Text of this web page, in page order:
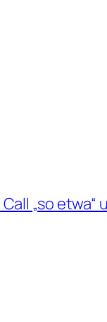
„so etwa“